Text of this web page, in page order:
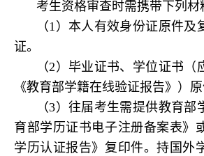
考生资格审查时需携带下列材
（1）本人有效身份证原件及
证。
（2）毕业证书、学位证书（
《教育部学籍在线验证报告》）原
（3）往届考生需提供教育
育部学历证书电子注册备案表》
学历认证报告》复印件。持国外